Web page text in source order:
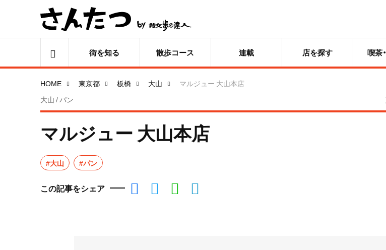
街を知る 散歩コース 連載 店を探す 喫茶
HOME 東京都 板橋 大山
マルジュー 大山本店
大山 / パン
マルジュー 大山本店
#大山 #パン
この記事をシェア